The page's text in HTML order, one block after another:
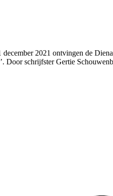
2021 ontvingen de
Door schrijfster Gertie